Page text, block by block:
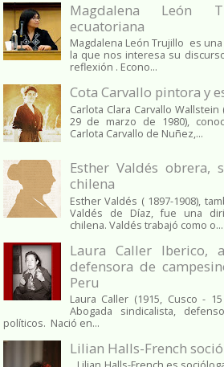
Magdalena León
ecuatoriana
Magdalena León Trujillo es
la que nos interesa su
reflexión . Econo...
Cota Carvallo pintora y
Carlota Clara Carvallo
29 de marzo de 1980),
Carlota Carvallo de Nuñez,...
Esther Valdés obrera,
chilena
Esther Valdés ( 1897-1908),
Valdés de Díaz, fue una
chilena. Valdés trabajó como o...
Laura Caller Iberico,
defensora de
Peru
Laura Caller (1915, Cusco -
Abogada sindicalista,
políticos. Nació en...
Lilian Halls-French